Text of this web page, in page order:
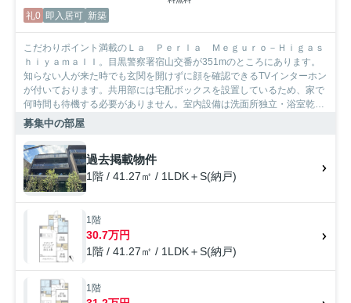
礼0 即入居可 新築
こだわりポイント満載のＬａ Ｐｅｒｌａ Ｍｅｇｕｒｏ－Ｈｉｇａｓ
ｈｉｙａｍａＩＩ。目黒警察署宿山交番が351mのところにあります。
知らない人が来た時でも玄関を開けずに顔を確認できるTVインターホン
が付いております。共用部には宅配ボックスを設置しているため、家で
何時間も待機する必要がありません。室内設備は洗面所独立・浴室乾燥
機など大変充実しております。収納はシューズボックス・ウォークイン
東急田園都市線池尻大橋周辺で住まい探しをするのであれば、
SumoSumo渋谷店にご依頼ください。
募集中の部屋
過去掲載物件
1階 / 41.27㎡ / 1LDK＋S(納戸)
1階
30.7万円
1階 / 41.27㎡ / 1LDK＋S(納戸)
1階